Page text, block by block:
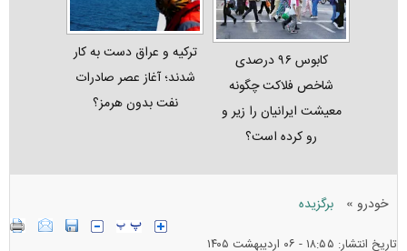
کابوس ۹۶ درصدی
شاخص فلاکت چگونه
معیشت ایرانیان را زیر و
رو کرده است؟
ترکیه و عراق دست به کار
شدند؛ آغاز عصر صادرات
نفت بدون هرمز؟
خودرو » برگزیده
تاریخ انتشار: ۱۸:۵۵ - ۰۶ ارديبهشت ۱۴۰۵